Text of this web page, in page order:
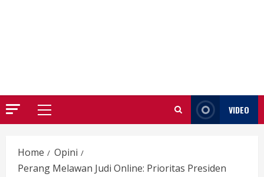
Primary
VIDEO
Home
Opini
Perang Melawan Judi Online: Prioritas Presiden